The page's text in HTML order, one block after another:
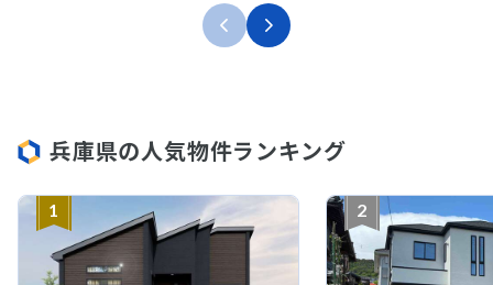
兵庫県の人気物件ランキング
1 2